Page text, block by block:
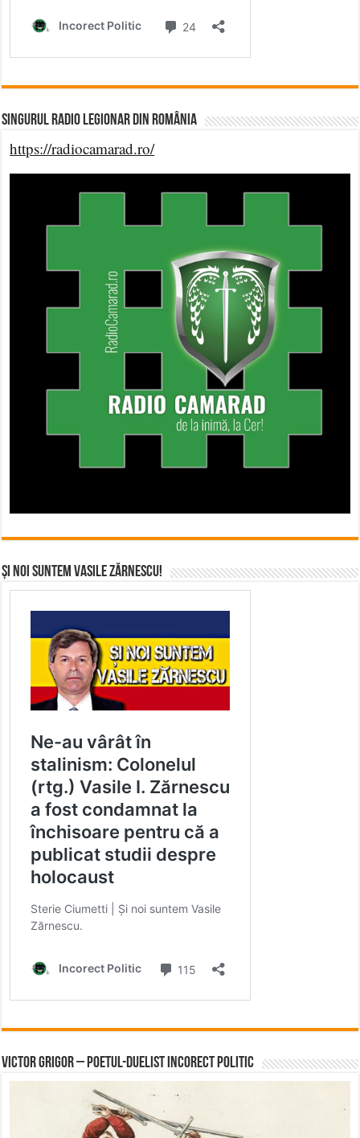
Singurul Radio Legionar din România
https://radiocamarad.ro/
Și noi suntem Vasile Zărnescu!
Victor Grigor – Poetul-Duelist Incorect Politic